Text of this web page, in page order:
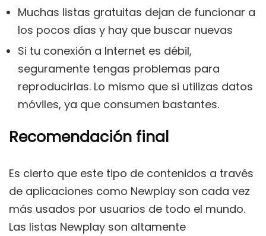
Muchas listas gratuitas dejan de funcionar a
los pocos días y hay que buscar nuevas
Si tu conexión a Internet es débil,
seguramente tengas problemas para
reproducirlas. Lo mismo que si utilizas datos
móviles, ya que consumen bastantes.
Recomendación final
Es cierto que este tipo de contenidos a través
de aplicaciones como Newplay son cada vez
más usados por usuarios de todo el mundo.
Las listas Newplay son altamente